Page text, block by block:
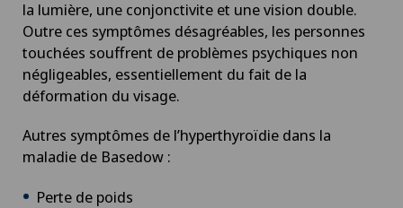
la lumière, une conjonctivite et une vision double.
Outre ces symptômes désagréables, les personnes
touchées souffrent de problèmes psychiques non
négligeables, essentiellement du fait de la
déformation du visage.
Autres symptômes de l’hyperthyroïdie dans la
maladie de Basedow :
Perte de poids